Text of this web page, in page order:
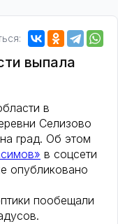
выпала
в
Селизово
град. Об этом
в соцсети
опубликовано
пообещали